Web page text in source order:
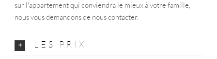
sur l’appartement qui conviendra le mieux à votre famille,
nous vous demandons de nous contacter.
LES PRIX